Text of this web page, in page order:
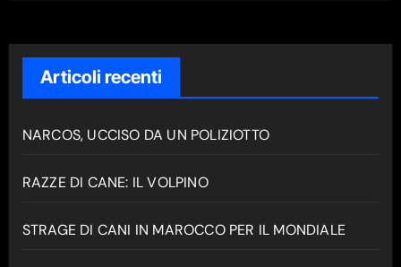
Articoli recenti
NARCOS, UCCISO DA UN POLIZIOTTO
RAZZE DI CANE: IL VOLPINO
STRAGE DI CANI IN MAROCCO PER IL MONDIALE